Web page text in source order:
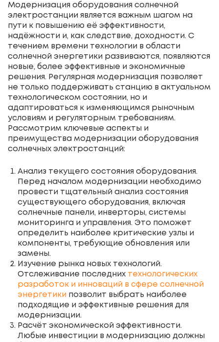
Модернизация оборудования солнечной
электростанции является важным шагом на
пути к повышению её эффективности,
надёжности и, как следствие, доходности. С
течением времени технологии в области
солнечной энергетики развиваются, появляются
новые, более эффективные и экономичные
решения. Регулярная модернизация позволяет
не только поддерживать станцию в актуальном
технологическом состоянии, но и
адаптироваться к изменяющимся рыночным
условиям и регуляторным требованиям.
Рассмотрим ключевые аспекты и
преимущества модернизации оборудования
солнечных электростанций:
Анализ текущего состояния оборудования.
Перед началом модернизации необходимо
провести тщательный анализ состояния
существующего оборудования, включая
солнечные панели, инверторы, системы
мониторинга и управления. Это поможет
определить наиболее критические узлы и
компоненты, требующие обновления или
замены.
Изучение рынка новых технологий.
Отслеживание последних технологических
разработок и инноваций в сфере солнечной
энергетики позволит выбрать наиболее
подходящие и эффективные решения для
модернизации.
Расчёт экономической эффективности.
Любые инвестиции в модернизацию должны